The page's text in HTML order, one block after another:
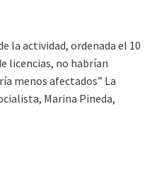
la actividad, ordenada el 10
licencias, no habrían
menos afectados” La
Marina Pineda,